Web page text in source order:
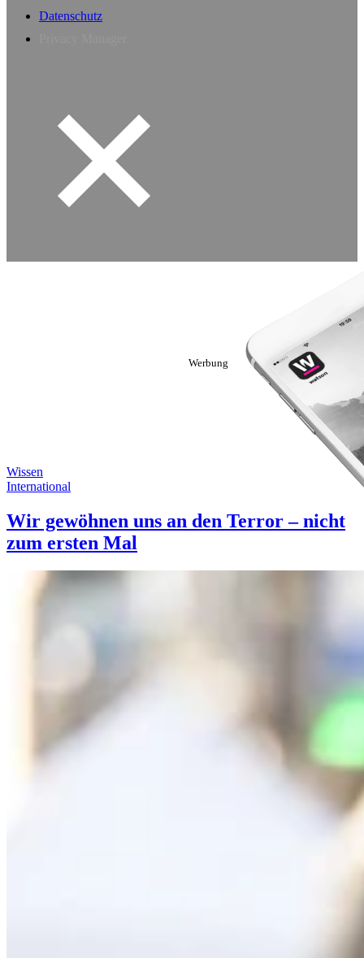
Datenschutz
Wissen
International
Wir gewöhnen uns an den Terror – nicht
zum ersten Mal